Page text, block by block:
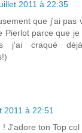
2011 à 22:35
que j'ai pas
Pierlot parce que
j'ai craqué déjà
2011 à 22:51
! J'adore ton Top